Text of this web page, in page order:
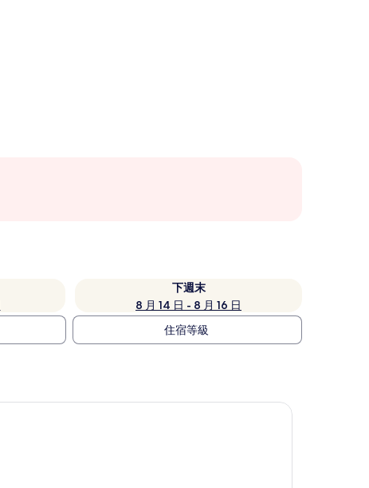
下週末
8 月 14 日 - 8 月 16 日
住宿等級